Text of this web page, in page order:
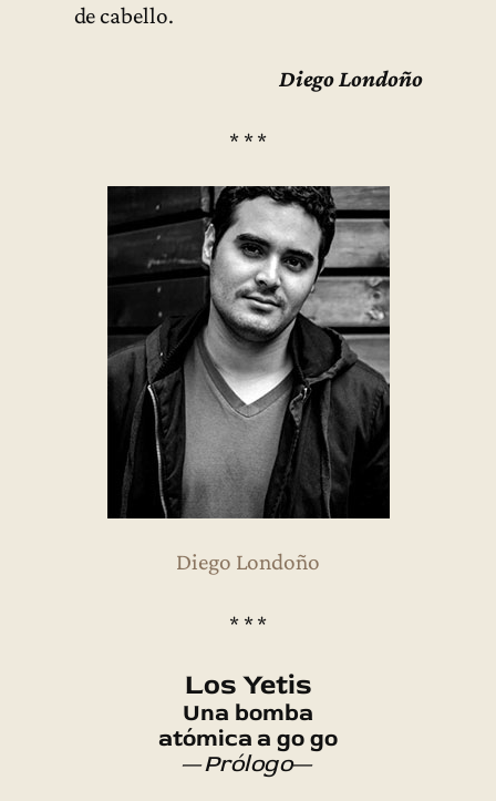
de cabello.
Diego Londoño
* * *
Diego Londoño
* * *
Los Yetis
Una bomba
atómica a go go
—Prólogo—